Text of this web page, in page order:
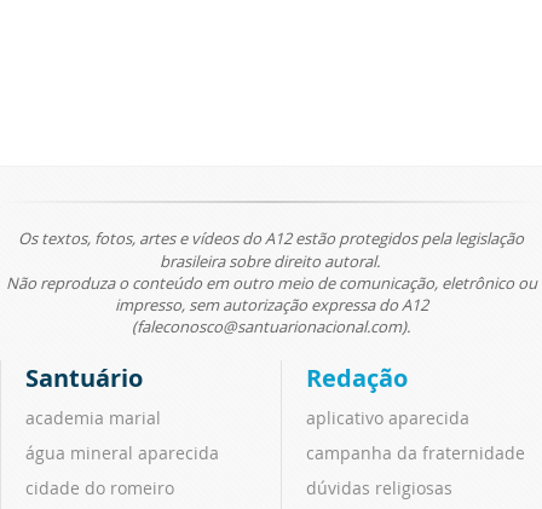
Os textos, fotos, artes e vídeos do A12 estão protegidos pela legislação
brasileira sobre direito autoral.
Não reproduza o conteúdo em outro meio de comunicação, eletrônico ou
impresso, sem autorização expressa do A12
(faleconosco@santuarionacional.com).
Santuário
academia marial
água mineral aparecida
cidade do romeiro
Redação
aplicativo aparecida
campanha da fraternidade
dúvidas religiosas